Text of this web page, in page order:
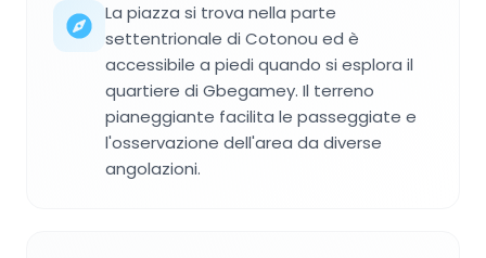
La piazza si trova nella parte
settentrionale di Cotonou ed è
accessibile a piedi quando si esplora il
quartiere di Gbegamey. Il terreno
pianeggiante facilita le passeggiate e
l'osservazione dell'area da diverse
angolazioni.